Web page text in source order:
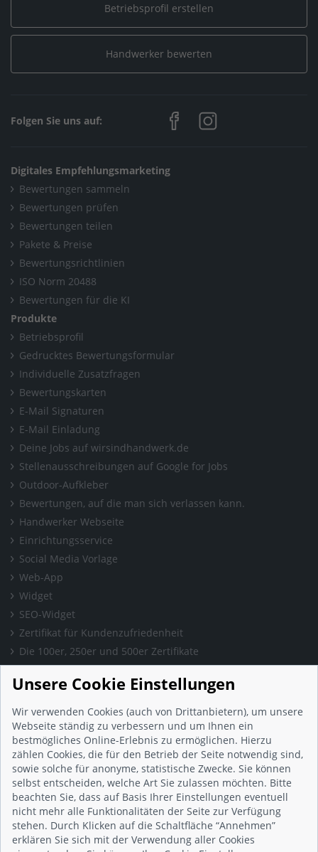
Betriebsprofil erstellen
Handwerker bewerten
Folgen Sie uns auf:
Digitales Empfehlungsmarketing
Bewertungen sammeln
Bewertungen prüfen
Bewertungen teilen
Pakete & Preise
Bewertungsrichtlinien
ISO Norm 20488
Bewertungen für die KI
Produkte
Betriebsprofil
Gedrucktes Bewertungsformular
Individuelle Zusatzfragen
Bewertungskarten
E-Mail Signaturen
E-Mail Einladung
Deine Jobs auf wirsindhandwerk.de
Stellenausschreibungen auf Google for Jobs
Outdoor-Aufkleber
Bewertungen, auf die man sich verlassen kann.
Handwerker Webseite
Einrichtungsservice
Social Media Vorlage
Web-App
Widget
SEO-Widget
Zertifikat für Kundenzufriedenheit
Die 100er, 250er und 500er Zertifikate
Presse & Wissen
Presse und Informationen
Blog
Häufig gestellte Fragen (FAQ)
Studie: Digitalisierungsbarometer
Initiative gegen Fake-Bewertungen
Kunden Informationen
Beratungsgespräch vereinbaren
Impressum
Datenschutz
Unsere Cookie Einstellungen
Wir verwenden Cookies (auch von Drittanbietern), um unsere
Webseite ständig zu verbessern und um Ihnen ein
bestmögliches Online-Erlebnis zu ermöglichen. Hierzu
zählen Cookies, die für den Betrieb der Seite notwendig sind,
sowie solche für anonyme, statistische Zwecke. Sie können
selbst entscheiden, welche Art Sie zulassen möchten. Bitte
beachten Sie, dass auf Basis Ihrer Einstellungen eventuell
nicht mehr alle Funktionalitäten der Seite zur Verfügung
stehen. Durch Klicken auf die Schaltfläche “Annehmen”
erklären Sie sich mit der Verwendung aller Cookies